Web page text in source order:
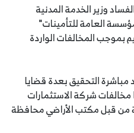
وزير الخدمة المدنية
العامة للتأمينات"
بموجب المخالفات الواردة
مباشرة التحقيق بعدة قضايا
شركة الاستثمارات
من قبل مكتب الأراضي محافظة